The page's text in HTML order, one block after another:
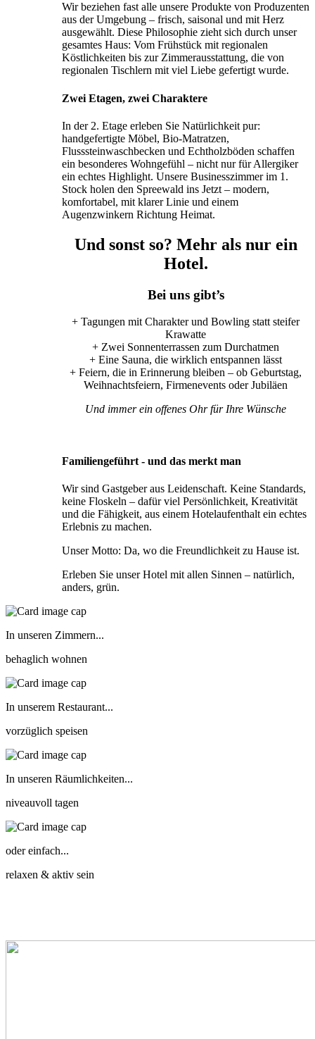
Wir beziehen fast alle unsere Produkte von Produzenten
aus der Umgebung – frisch, saisonal und mit Herz
ausgewählt. Diese Philosophie zieht sich durch unser
gesamtes Haus: Vom Frühstück mit regionalen
Köstlichkeiten bis zur Zimmerausstattung, die von
regionalen Tischlern mit viel Liebe gefertigt wurde.
Zwei Etagen, zwei Charaktere
In der 2. Etage erleben Sie Natürlichkeit pur:
handgefertigte Möbel, Bio-Matratzen,
Flusssteinwaschbecken und Echtholzböden schaffen
ein besonderes Wohngefühl – nicht nur für Allergiker
ein echtes Highlight. Unsere Businesszimmer im 1.
Stock holen den Spreewald ins Jetzt – modern,
komfortabel, mit klarer Linie und einem
Augenzwinkern Richtung Heimat.
Und sonst so? Mehr als nur ein
Hotel.
Bei uns gibt’s
+ Tagungen mit Charakter und Bowling statt steifer
Krawatte
+ Zwei Sonnenterrassen zum Durchatmen
+ Eine Sauna, die wirklich entspannen lässt
+ Feiern, die in Erinnerung bleiben – ob Geburtstag,
Weihnachtsfeiern, Firmenevents oder Jubiläen
Und immer ein offenes Ohr für Ihre Wünsche
Familiengeführt - und das merkt man
Wir sind Gastgeber aus Leidenschaft. Keine Standards,
keine Floskeln – dafür viel Persönlichkeit, Kreativität
und die Fähigkeit, aus einem Hotelaufenthalt ein echtes
Erlebnis zu machen.
Unser Motto: Da, wo die Freundlichkeit zu Hause ist.
Erleben Sie unser Hotel mit allen Sinnen – natürlich,
anders, grün.
In unseren Zimmern...
behaglich wohnen
In unserem Restaurant...
vorzüglich speisen
In unseren Räumlichkeiten...
niveauvoll tagen
oder einfach...
relaxen & aktiv sein